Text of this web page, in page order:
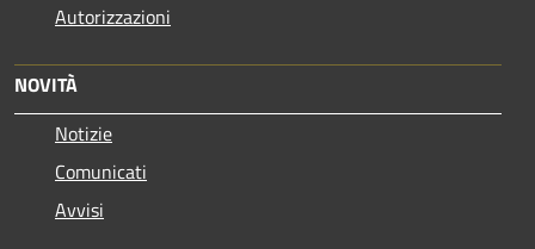
Autorizzazioni
NOVITÀ
Notizie
Comunicati
Avvisi